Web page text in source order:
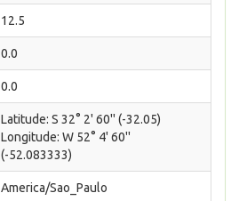
12.5
0.0
0.0
Latitude: S 32° 2' 60'' (-32.05)
Longitude: W 52° 4' 60''
(-52.083333)
America/Sao_Paulo